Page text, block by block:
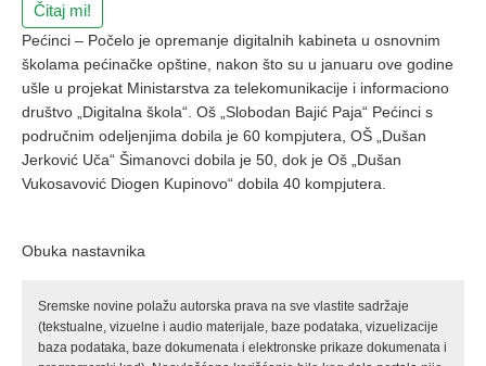
Čitaj mi!
Pećinci – Počelo je opremanje digitalnih kabineta u osnovnim
školama pećinačke opštine, nakon što su u januaru ove godine
ušle u projekat Ministarstva za telekomunikacije i informaciono
društvo „Digitalna škola“. Oš „Slobodan Bajić Paja“ Pećinci s
područnim odeljenjima dobila je 60 kompjutera, OŠ „Dušan
Jerković Uča“ Šimanovci dobila je 50, dok je Oš „Dušan
Vukosavović Diogen Kupinovo“ dobila 40 kompjutera.
Obuka nastavnika
Sremske novine polažu autorska prava na sve vlastite sadržaje
(tekstualne, vizuelne i audio materijale, baze podataka, vizuelizacije
baza podataka, baze dokumenata i elektronske prikaze dokumenata i